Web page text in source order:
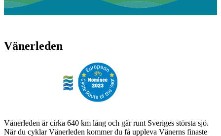
Vänerleden
Vänerleden är cirka 640 km lång och går runt Sveriges största sjö.
När du cyklar Vänerleden kommer du få uppleva Vänerns finaste